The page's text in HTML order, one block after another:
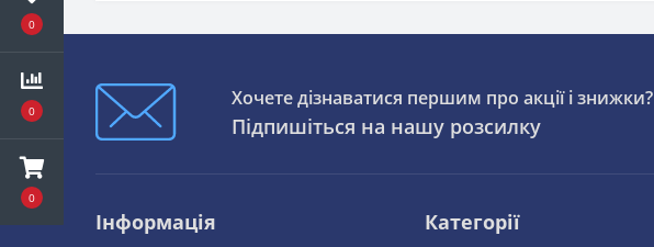
0
0
0
Хочете дізнаватися першим про акції і знижки?
Підпишіться на нашу розсилку
Інформація Категорії